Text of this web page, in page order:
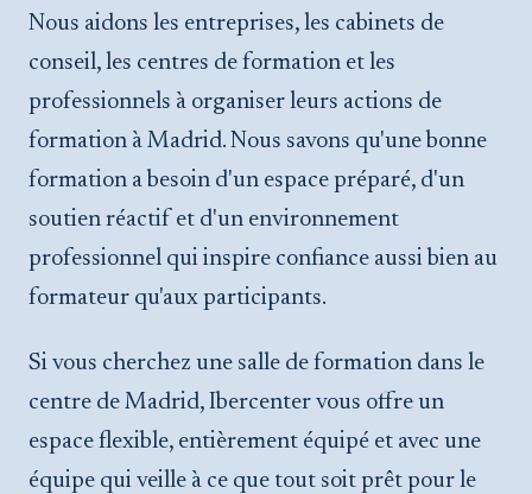
Nous aidons les entreprises, les cabinets de
conseil, les centres de formation et les
professionnels à organiser leurs actions de
formation à Madrid. Nous savons qu'une bonne
formation a besoin d'un espace préparé, d'un
soutien réactif et d'un environnement
professionnel qui inspire confiance aussi bien au
formateur qu'aux participants.
Si vous cherchez une salle de formation dans le
centre de Madrid, Ibercenter vous offre un
espace flexible, entièrement équipé et avec une
équipe qui veille à ce que tout soit prêt pour le